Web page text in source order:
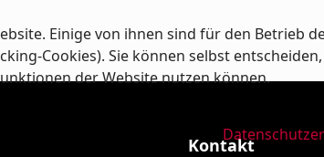
Kontakt
Einige von ihnen sind für den Betrieb
Cookies). Sie können selbst
der Website nutzen können.